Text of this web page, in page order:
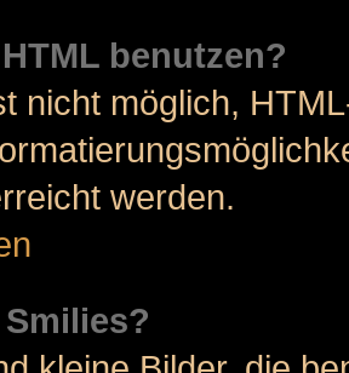
benutzen?
nicht möglich,
werden.